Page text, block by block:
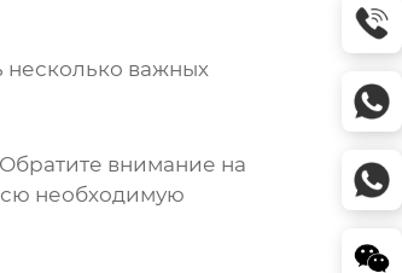
несколько важных
внимание на
необходимую